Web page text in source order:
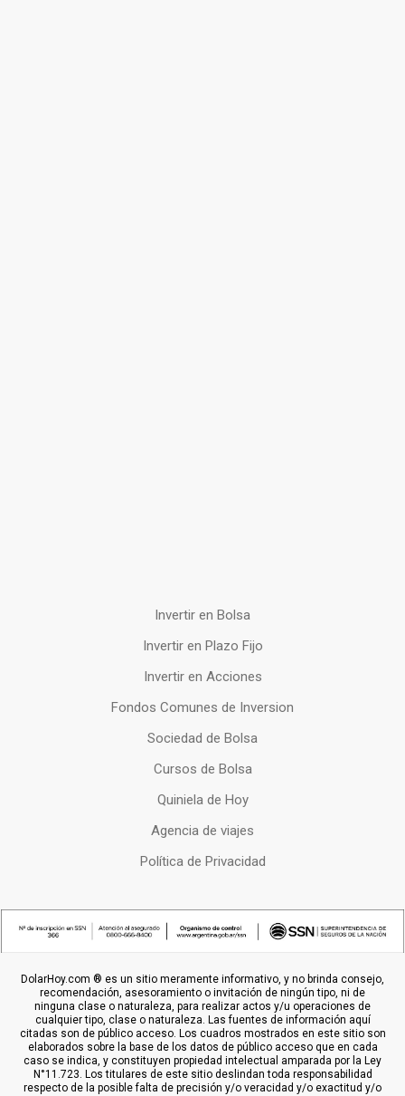
Invertir en Bolsa
Invertir en Plazo Fijo
Invertir en Acciones
Fondos Comunes de Inversion
Sociedad de Bolsa
Cursos de Bolsa
Quiniela de Hoy
Agencia de viajes
Política de Privacidad
DolarHoy.com ® es un sitio meramente informativo, y no brinda consejo,
recomendación, asesoramiento o invitación de ningún tipo, ni de
ninguna clase o naturaleza, para realizar actos y/u operaciones de
cualquier tipo, clase o naturaleza. Las fuentes de información aquí
citadas son de público acceso. Los cuadros mostrados en este sitio son
elaborados sobre la base de los datos de público acceso que en cada
caso se indica, y constituyen propiedad intelectual amparada por la Ley
N°11.723. Los titulares de este sitio deslindan toda responsabilidad
respecto de la posible falta de precisión y/o veracidad y/o exactitud y/o